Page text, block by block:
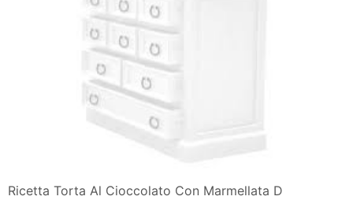
Ricetta Torta Al Cioccolato Con Marmellata D